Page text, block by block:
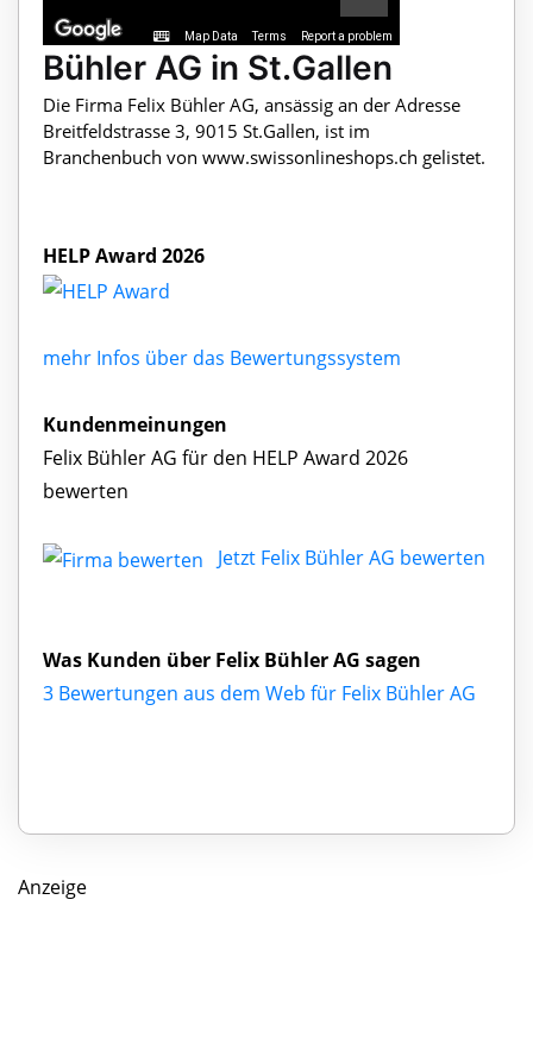
Map Data Terms Report a problem
Bühler AG in St.Gallen
Die Firma Felix Bühler AG, ansässig an der Adresse
Breitfeldstrasse 3, 9015 St.Gallen, ist im
Branchenbuch von www.swissonlineshops.ch gelistet.
HELP Award 2026
mehr Infos über das Bewertungssystem
Kundenmeinungen
Felix Bühler AG für den HELP Award 2026
bewerten
Jetzt Felix Bühler AG bewerten
Was Kunden über Felix Bühler AG sagen
3 Bewertungen aus dem Web für Felix Bühler AG
Anzeige